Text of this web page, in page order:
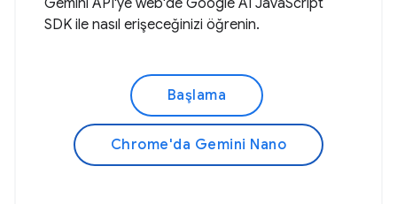
Gemini API'ye web'de Google AI JavaScript
SDK ile nasıl erişeceğinizi öğrenin.
Başlama
Chrome'da Gemini Nano